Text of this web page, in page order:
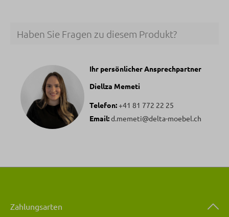
Haben Sie Fragen zu diesem Produkt?
Ihr persönlicher Ansprechpartner
Diellza Memeti
Telefon:+41 81 772 22 25
Email:d.memeti@delta-moebel.ch
Zahlungsarten